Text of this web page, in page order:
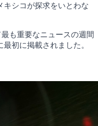
キシコが探求をいとわな
も重要なニュースの週間
初に掲載されました。